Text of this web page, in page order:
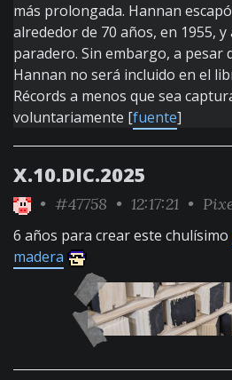
más prolongada. Hannan
alrededor de 70 años, en 1955,
paradero. Sin embargo, a pesar
Hannan no será incluido en el
Récords a menos que sea
voluntariamente [fuente]
X.10.DIC.2025
• #47758 • 12:17:21 •
6 años para crear este chulísimo
madera